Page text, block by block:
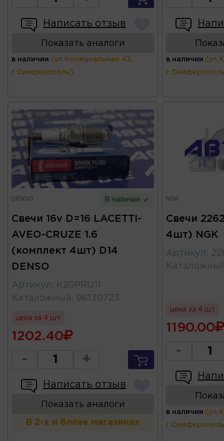
Написать отзыв
Показать аналоги
в наличии (ул.Коммунальная 43,
г.Симферополь)
в наличии
DENSO В наличии
Свечи 16v D=16 LACETTI-
AVEO-CRUZE 1.6
(комплект 4шт) D14
DENSO
Артикул :
K20PRU11
Каталожный : 96130723
цена за 4 шт
1202.40
- +
Написать отзыв
Показать аналоги
В 2-х и более магазинах
NGK
Свечи
4шт) NGK
Артикул :
цена за 4 шт
1190.00
-
в наличии